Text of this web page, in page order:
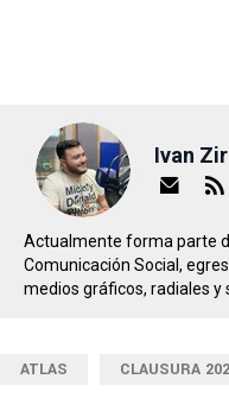
Ivan
Actualmente forma parte
Comunicación Social,
medios gráficos, radiales y
ATLAS CLAUSURA